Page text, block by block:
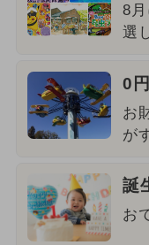
8
選
0
お
が
誕
お